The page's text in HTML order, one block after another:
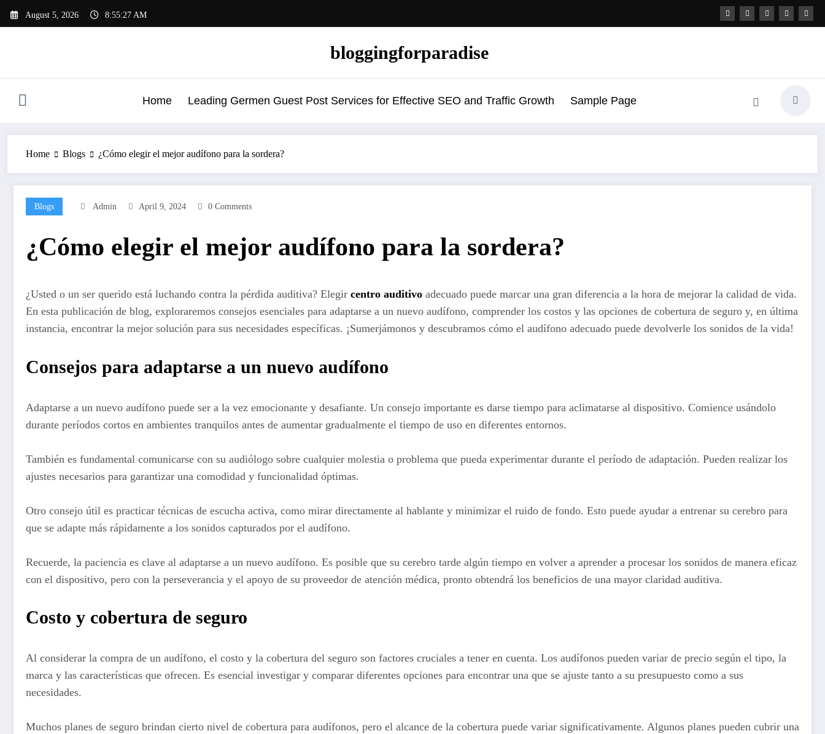
August 5, 2026 8:55:28 AM
bloggingforparadise
Home Leading Germen Guest Post Services for Effective SEO and Traffic Growth Sample Page
Home Blogs ¿Cómo elegir el mejor audífono para la sordera?
Blogs Admin April 9, 2024 0 Comments
¿Cómo elegir el mejor audífono para la sordera?
¿Usted o un ser querido está luchando contra la pérdida auditiva? Elegir centro auditivo adecuado puede marcar una gran diferencia a la hora de mejorar la calidad de vida.
En esta publicación de blog, exploraremos consejos esenciales para adaptarse a un nuevo audífono, comprender los costos y las opciones de cobertura de seguro y, en última
instancia, encontrar la mejor solución para sus necesidades específicas. ¡Sumerjámonos y descubramos cómo el audífono adecuado puede devolverle los sonidos de la vida!
Consejos para adaptarse a un nuevo audífono
Adaptarse a un nuevo audífono puede ser a la vez emocionante y desafiante. Un consejo importante es darse tiempo para aclimatarse al dispositivo. Comience usándolo
durante períodos cortos en ambientes tranquilos antes de aumentar gradualmente el tiempo de uso en diferentes entornos.
También es fundamental comunicarse con su audiólogo sobre cualquier molestia o problema que pueda experimentar durante el período de adaptación. Pueden realizar los
ajustes necesarios para garantizar una comodidad y funcionalidad óptimas.
Otro consejo útil es practicar técnicas de escucha activa, como mirar directamente al hablante y minimizar el ruido de fondo. Esto puede ayudar a entrenar su cerebro para
que se adapte más rápidamente a los sonidos capturados por el audífono.
Recuerde, la paciencia es clave al adaptarse a un nuevo audífono. Es posible que su cerebro tarde algún tiempo en volver a aprender a procesar los sonidos de manera eficaz
con el dispositivo, pero con la perseverancia y el apoyo de su proveedor de atención médica, pronto obtendrá los beneficios de una mayor claridad auditiva.
Costo y cobertura de seguro
Al considerar la compra de un audífono, el costo y la cobertura del seguro son factores cruciales a tener en cuenta. Los audífonos pueden variar de precio según el tipo, la
marca y las características que ofrecen. Es esencial investigar y comparar diferentes opciones para encontrar una que se ajuste tanto a su presupuesto como a sus
necesidades.
Muchos planes de seguro brindan cierto nivel de cobertura para audífonos, pero el alcance de la cobertura puede variar significativamente. Algunos planes pueden cubrir una